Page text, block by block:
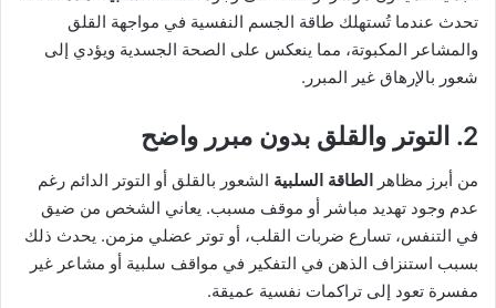
تحدث عندما تُستهلك طاقة الجسم النفسية في مواجهة القلق
والمشاعر المكبوتة، مما ينعكس على الصحة الجسدية ويؤدي إلى
شعور بالإرهاق غير المبرر.
2. التوتر والقلق بدون مبرر واضح
من أبرز مظاهر الطاقة السلبية الشعور بالقلق أو التوتر الدائم رغم
عدم وجود تهديد مباشر أو موقف مسبب. يعاني الشخص من ضيق
في التنفس، تسارع ضربات القلب، أو توتر عضلي مزمن. يحدث ذلك
بسبب استنزاف الذهن في التفكير في مواقف سلبية أو مشاعر غير
مفسرة تعود إلى تراكمات نفسية عميقة.